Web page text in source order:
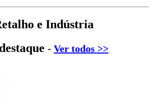
e Indústria
- Ver todos >>